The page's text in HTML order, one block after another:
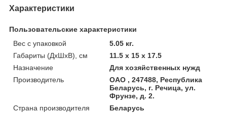
Характеристики
Пользовательские характеристики
Вес с упаковкой
5.05 кг.
Габариты (ДхШхВ), см
11.5 x 15 x 17.5
Назначение
Для хозяйственных нужд
Производитель
ОАО , 247488, Республика
Беларусь, г. Речица, ул.
Фрунзе, д. 2.
Страна производителя
Беларусь